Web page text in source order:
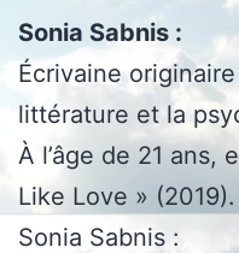
Sonia Sabnis :
Écrivaine
littérature et la
À l’âge de 21 ans,
Like Love » (2019).
Sonia Sabnis :